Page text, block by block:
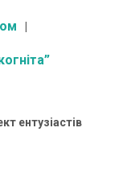
ентузіастів